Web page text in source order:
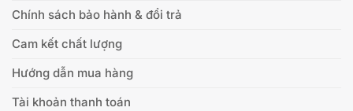
Chính sách bảo hành & đổi trả
Cam kết chất lượng
Hướng dẫn mua hàng
Tài khoản thanh toán